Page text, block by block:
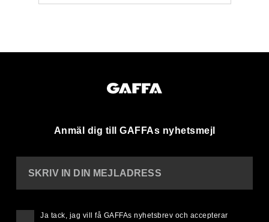
Anmäl dig till GAFFAs nyhetsmejl
SKRIV IN DIN MEJLADRESS
Ja tack, jag vill få GAFFAs nyhetsbrev och accepterar